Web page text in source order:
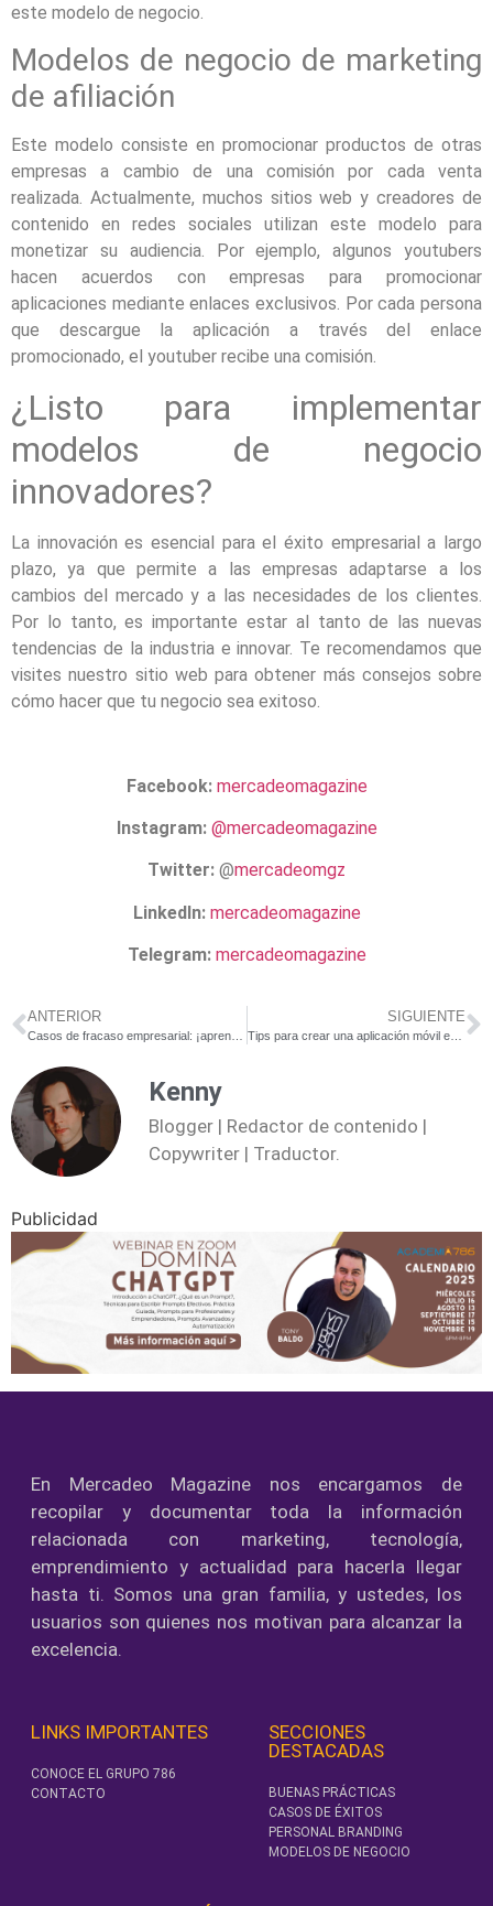
este modelo de negocio.
Modelos de negocio de marketing
de afiliación
Este modelo consiste en promocionar productos de otras
empresas a cambio de una comisión por cada venta
realizada. Actualmente, muchos sitios web y creadores de
contenido en redes sociales utilizan este modelo para
monetizar su audiencia. Por ejemplo, algunos youtubers
hacen acuerdos con empresas para promocionar
aplicaciones mediante enlaces exclusivos. Por cada persona
que descargue la aplicación a través del enlace
promocionado, el youtuber recibe una comisión.
¿Listo para implementar
modelos de negocio
innovadores?
La innovación es esencial para el éxito empresarial a largo
plazo, ya que permite a las empresas adaptarse a los
cambios del mercado y a las necesidades de los clientes.
Por lo tanto, es importante estar al tanto de las nuevas
tendencias de la industria e innovar. Te recomendamos que
visites nuestro sitio web para obtener más consejos sobre
cómo hacer que tu negocio sea exitoso.
Facebook: mercadeomagazine
Instagram: @mercadeomagazine
Twitter: @mercadeomgz
LinkedIn: mercadeomagazine
Telegram: mercadeomagazine
ANTERIOR
Casos de fracaso empresarial: ¡aprende de los errores!
SIGUIENTE
Tips para crear una aplicación móvil exitosa
Kenny
Blogger | Redactor de contenido |
Copywriter | Traductor.
Publicidad
En Mercadeo Magazine nos encargamos de
recopilar y documentar toda la información
relacionada con marketing, tecnología,
emprendimiento y actualidad para hacerla llegar
hasta ti. Somos una gran familia, y ustedes, los
usuarios son quienes nos motivan para alcanzar la
excelencia.
LINKS IMPORTANTES
CONOCE EL GRUPO 786
CONTACTO
SECCIONES
DESTACADAS
BUENAS PRÁCTICAS
CASOS DE ÉXITOS
PERSONAL BRANDING
MODELOS DE NEGOCIO